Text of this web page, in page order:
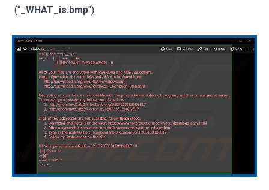
(" _WHAT_is.bmp"):